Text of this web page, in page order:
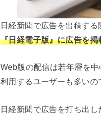
日経新聞で広告を出稿する
『日経電子版』に広告を掲
Web版の配信は若年層を
利用するユーザーも多いの
日経新聞で広告を打ち出